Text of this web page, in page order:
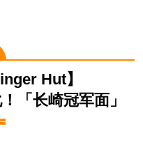
Hut】
「 长崎冠军面 」